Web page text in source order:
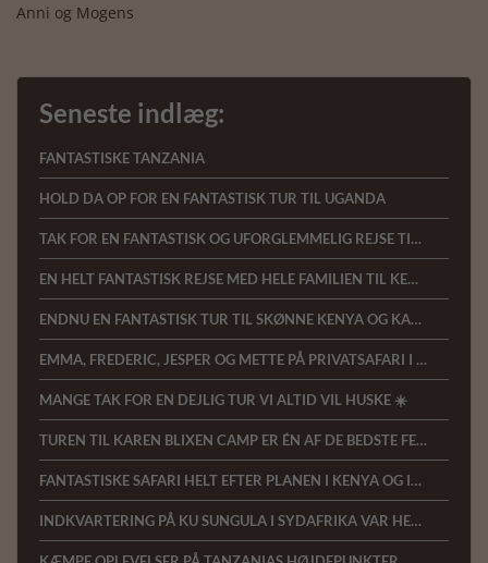
Anni og Mogens
Seneste indlæg:
FANTASTISKE TANZANIA
HOLD DA OP FOR EN FANTASTISK TUR TIL UGANDA
TAK FOR EN FANTASTISK OG UFORGLEMMELIG REJSE TIL KENYA
EN HELT FANTASTISK REJSE MED HELE FAMILIEN TIL KENYA
ENDNU EN FANTASTISK TUR TIL SKØNNE KENYA OG KAREN BLIXEN CAMP
EMMA, FREDERIC, JESPER OG METTE PÅ PRIVATSAFARI I KENYA
MANGE TAK FOR EN DEJLIG TUR VI ALTID VIL HUSKE ☀️
TUREN TIL KAREN BLIXEN CAMP ER ÉN AF DE BEDSTE FERIER VI NOGENSINDE HAR HAFT
FANTASTISKE SAFARI HELT EFTER PLANEN I KENYA OG INGEN UTRYGHED TRODS CORONA
INDKVARTERING PÅ KU SUNGULA I SYDAFRIKA VAR HELT FANTASTISK MED MASSER AF DYR